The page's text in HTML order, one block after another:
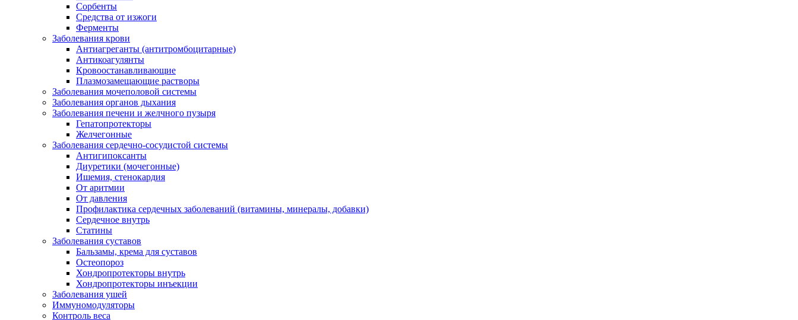
Сорбенты
Средства от изжоги
Ферменты
Заболевания крови
Антиагреганты (антитромбоцитарные)
Антикоагулянты
Кровоостанавливающие
Плазмозамещающие растворы
Заболевания мочеполовой системы
Заболевания органов дыхания
Заболевания печени и желчного пузыря
Гепатопротекторы
Желчегонные
Заболевания сердечно-сосудистой системы
Антигипоксанты
Диуретики (мочегонные)
Ишемия, стенокардия
От аритмии
От давления
Профилактика сердечных заболеваний (витамины, минералы, добавки)
Сердечное внутрь
Статины
Заболевания суставов
Бальзамы, крема для суставов
Остеопороз
Хондропротекторы внутрь
Хондропротекторы инъекции
Заболевания ушей
Иммуномодуляторы
Контроль веса